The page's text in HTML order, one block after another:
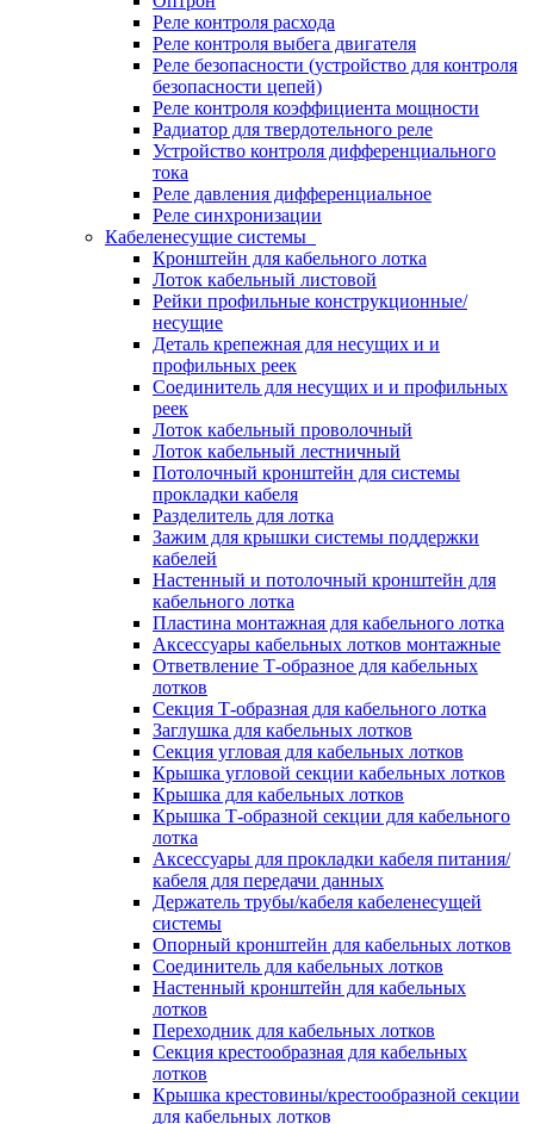
Реле контроля расхода
Реле контроля выбега двигателя
Реле безопасности (устройство для контроля
безопасности цепей)
Реле контроля коэффициента мощности
Радиатор для твердотельного реле
Устройство контроля дифференциального
тока
Реле давления дифференциальное
Реле синхронизации
Кабеленесущие системы
Кронштейн для кабельного лотка
Лоток кабельный листовой
Рейки профильные конструкционные/
несущие
Деталь крепежная для несущих и и
профильных реек
Соединитель для несущих и и профильных
реек
Лоток кабельный проволочный
Лоток кабельный лестничный
Потолочный кронштейн для системы
прокладки кабеля
Разделитель для лотка
Зажим для крышки системы поддержки
кабелей
Настенный и потолочный кронштейн для
кабельного лотка
Пластина монтажная для кабельного лотка
Аксессуары кабельных лотков монтажные
Ответвление Т-образное для кабельных
лотков
Секция Т-образная для кабельного лотка
Заглушка для кабельных лотков
Секция угловая для кабельных лотков
Крышка угловой секции кабельных лотков
Крышка для кабельных лотков
Крышка Т-образной секции для кабельного
лотка
Аксессуары для прокладки кабеля питания/
кабеля для передачи данных
Держатель трубы/кабеля кабеленесущей
системы
Опорный кронштейн для кабельных лотков
Соединитель для кабельных лотков
Настенный кронштейн для кабельных
лотков
Переходник для кабельных лотков
Секция крестообразная для кабельных
лотков
Крышка крестовины/крестообразной секции
для кабельных лотков